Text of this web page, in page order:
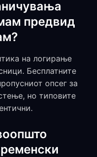
предвид
на логирање
Бесплатните
опсег за
но типовите